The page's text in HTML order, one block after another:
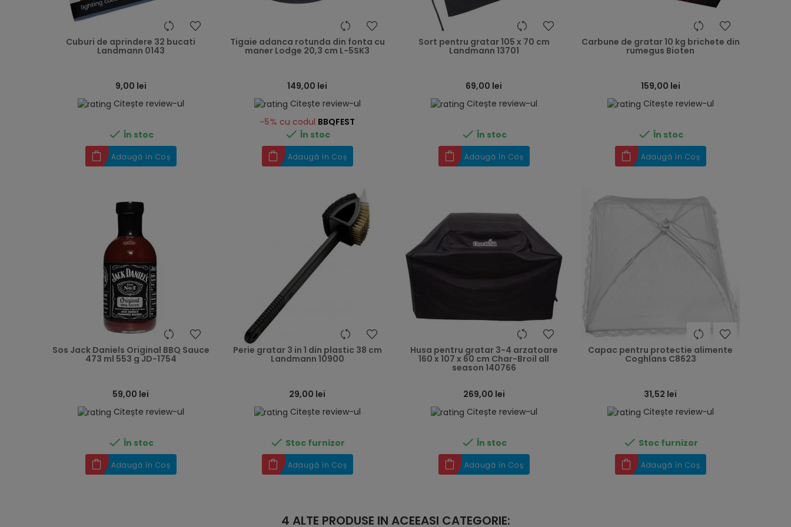
heart
Cuburi de aprindere 32 bucati
Landmann 0143
9,00 lei
Citește review-ul
 În stoc
Adaugă în Coș
heart
Tigaie adanca rotunda din fonta cu
maner Lodge 20,3 cm L-5SK3
149,00 lei
Citește review-ul
-5% cu codul BBQFEST
 În stoc
Adaugă în Coș
heart
Sort pentru gratar 105 x 70 cm
Landmann 13701
69,00 lei
Citește review-ul
 În stoc
Adaugă în Coș
heart
Carbune de gratar 10 kg brichete din
rumegus Bioten
159,00 lei
Citește review-ul
 În stoc
Adaugă în Coș
heart
Sos Jack Daniels Original BBQ Sauce
473 ml 553 g JD-1754
59,00 lei
Citește review-ul
 În stoc
Adaugă în Coș
heart
Perie gratar 3 in 1 din plastic 38 cm
Landmann 10900
29,00 lei
Citește review-ul
 Stoc furnizor
Adaugă în Coș
heart
Husa pentru gratar 3-4 arzatoare
160 x 107 x 60 cm Char-Broil all
season 140766
269,00 lei
Citește review-ul
 În stoc
Adaugă în Coș
heart
Capac pentru protectie alimente
Coghlans C8623
31,52 lei
Citește review-ul
 Stoc furnizor
Adaugă în Coș
4 ALTE PRODUSE IN ACEEASI CATEGORIE: